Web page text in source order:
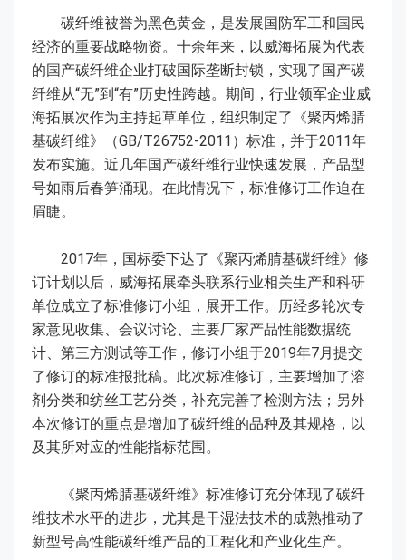
碳纤维被誉为黑色黄金，是发展国防军工和国民
经济的重要战略物资。十余年来，以威海拓展为代表
的国产碳纤维企业打破国际垄断封锁，实现了国产碳
纤维从“无”到“有”历史性跨越。期间，行业领军企业威
海拓展次作为主持起草单位，组织制定了《聚丙烯腈
基碳纤维》（GB/T26752-2011）标准，并于2011年
发布实施。近几年国产碳纤维行业快速发展，产品型
号如雨后春笋涌现。在此情况下，标准修订工作迫在
眉睫。
2017年，国标委下达了《聚丙烯腈基碳纤维》修
订计划以后，威海拓展牵头联系行业相关生产和科研
单位成立了标准修订小组，展开工作。历经多轮次专
家意见收集、会议讨论、主要厂家产品性能数据统
计、第三方测试等工作，修订小组于2019年7月提交
了修订的标准报批稿。此次标准修订，主要增加了溶
剂分类和纺丝工艺分类，补充完善了检测方法；另外
本次修订的重点是增加了碳纤维的品种及其规格，以
及其所对应的性能指标范围。
《聚丙烯腈基碳纤维》标准修订充分体现了碳纤
维技术水平的进步，尤其是干湿法技术的成熟推动了
新型号高性能碳纤维产品的工程化和产业化生产。